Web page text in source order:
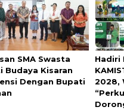
SMA Swasta
Budaya Kisaran
Dengan Bupati
Hadiri
2028,